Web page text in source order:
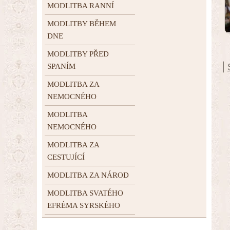
MODLITBA RANNÍ
MODLITBY BĚHEM
DNE
MODLITBY PŘED
SPANÍM
MODLITBA ZA
NEMOCNÉHO
MODLITBA
NEMOCNÉHO
MODLITBA ZA
CESTUJÍCÍ
MODLITBA ZA NÁROD
MODLITBA SVATÉHO
EFRÉMA SYRSKÉHO